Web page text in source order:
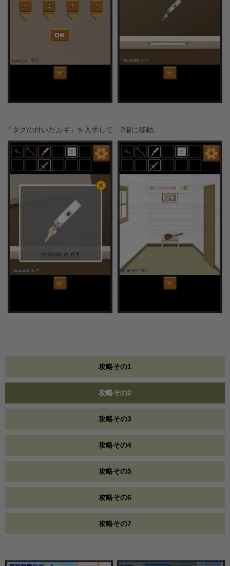
「タグの付いたカギ」を入手して、2階に移動。
攻略その1
攻略その2
攻略その3
攻略その4
攻略その5
攻略その6
攻略その7